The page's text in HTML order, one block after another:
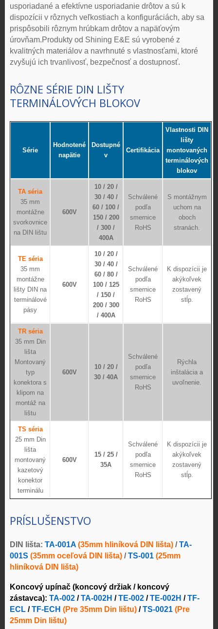
usporiadané a efektívne usporiadanie drôtov a sú k
dispozícii v rôznych veľkostiach a konfiguráciách, aby sa
prispôsobili rôznym hrúbkam drôtov a napäťovým
úrovňam.Produkty od Shining E&E sú vyrobené z
kvalitných materiálov a navrhnuté s vlastnosťami, ktoré
zvyšujú ich trvanlivosť, bezpečnosť a dostupnosť.
RÔZNE SÉRIE DIN LIŠTY
TERMINÁLOVÝCH BLOKOV
Série
Hodnotené
napätie
Dostupné
v
Certifikácia
Vlastnosti DIN
lišty
montovaných
terminálových
blokov
TA séria
35 mm
montážne
svorkovnice
na DIN lištu
600V
10 / 20 /
30 / 40 /
60 / 100 /
150 / 200
/ 300 /
400A
Schválené
podľa
smernice
RoHS
S montážnym
uchom na
oboch
stranách.
TE séria
35 mm
montážne
lišty DIN na
terminálové
pásy
600V
10 / 20 /
30 / 40 /
60 / 80 /
100 / 125
/ 150 /
200 / 300
/ 400A
Schválené
podľa
smernice
RoHS
K dispozícii je
akýkoľvek
zostavený
stĺp.
TR séria
35 mm Din
lišta
Montovaný
typ
konektora s
klipom na
montáž na
lištu
600V
10 / 20 /
30 / 40A
Schválené
podľa
smernice
RoHS
Rýchla
inštalácia a
uvoľnenie.
TS séria
25 mm Din
lišta
montovaný
kazetový
konektor
terminálu
600V
15 / 25 /
35A
Schválené
podľa
smernice
RoHS
K dispozícii je
akýkoľvek
zostavený
stĺp.
PRÍSLUŠENSTVO
DIN lišta: TA-001A (35mm hliníková DIN lišta) /TA-
001S (35mm oceľová DIN lišta) /TS-001 (25mm
hliníková DIN lišta)
Koncový upínač (koncový držiak / koncový
zástavca): TA-002 /TA-002H /TE-002 /TE-002H /TF-
ECL /TF-ECH (Pre 35mm Din lištu) /TS-0021 (Pre
25mm Din lištu)